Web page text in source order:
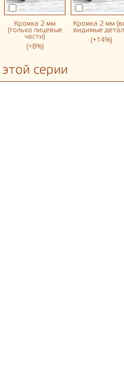
Кромка 2 мм
(только лицевые
части)
(+8%)
Кромка 2 мм
видимые
(+14%)
серии